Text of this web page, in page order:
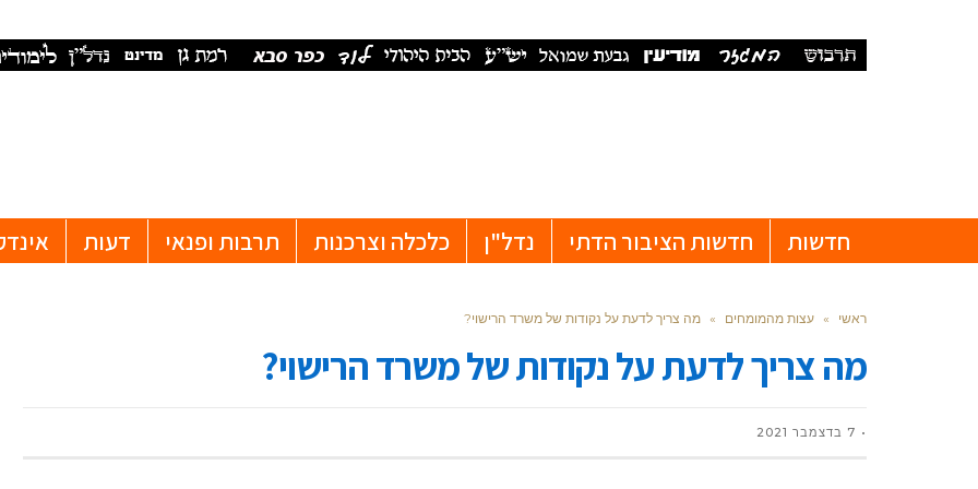
חדשות חדשות הציבור הדתי נדל"ן כלכלה וצרכנות תרבות ופנאי דעות
ראשי » עצות מהמומחים » מה צריך לדעת על נקודות של משרד הרישוי?
מה צריך לדעת על נקודות של משרד הרישוי?
7 בדצמבר 2021